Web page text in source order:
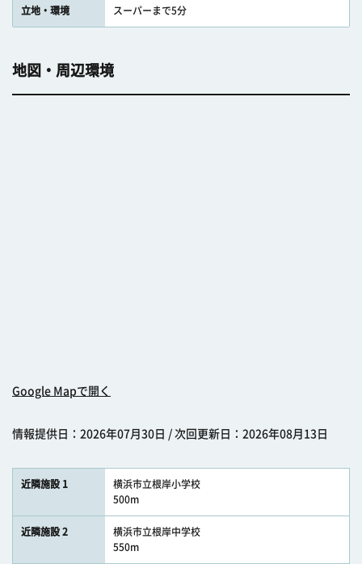
立地・環境 スーパーまで5分
地図・周辺環境
Google Mapで開く
情報提供日：2026年07月30日 / 次回更新日：2026年08月13日
近隣施設 1
横浜市立根岸小学校
500m
近隣施設 2
横浜市立根岸中学校
550m